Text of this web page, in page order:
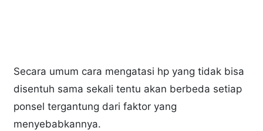
Secara umum cara mengatasi hp yang tidak bisa
disentuh sama sekali tentu akan berbeda setiap
ponsel tergantung dari faktor yang
menyebabkannya.